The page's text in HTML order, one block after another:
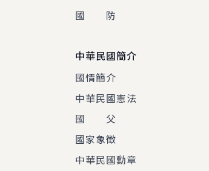
國 防
中華民國簡介
國情簡介
中華民國憲法
國 父
國家象徵
中華民國勳章